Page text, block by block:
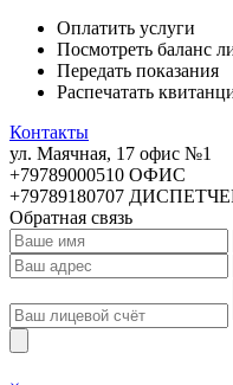
Оплатить услуги
Посмотреть баланс
Передать показания
Распечатать
Контакты
ул. Маячная, 17 офис №1
+79789000510 ОФИС
+79789180707
Обратная связь